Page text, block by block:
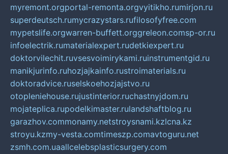
myremont.orgportal-remonta.orgvyitikho.rumirjon.ru
superdeutsch.rumycrazystars.rufilosofyfree.com
mypetslife.orgwarren-buffett.orggreleon.comsp-or.ru
infoelectrik.rumaterialexpert.rudetkiexpert.ru
doktorvilechit.ruvsesvoimirykami.ruinstrumentgid.ru
manikjurinfo.ruhozjajkainfo.rustroimaterials.ru
doktoradvice.ruselskoehozjajstvo.ru
otopleniehouse.rujustinterior.ruchastnyjdom.ru
mojateplica.rupodelkimaster.rulandshaftblog.ru
garazhov.commonamy.netstroysnami.kzlcna.kz
stroyu.kzmy-vesta.comtimeszp.comavtoguru.net
zsmh.com.uaallcelebsplasticsurgery.com